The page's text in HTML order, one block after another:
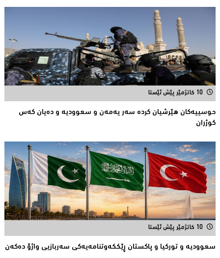
10 کاتژمێر پێش ئێستا
حوسییەكان هێرشیان كردە سەر یەمەن و سعوودیە و دەیان كەس
كوژران
10 کاتژمێر پێش ئێستا
سعوودیە و توركیا و پاكستان ڕێككەوتنامەیەكی سەربازیی واژۆ دەكەن